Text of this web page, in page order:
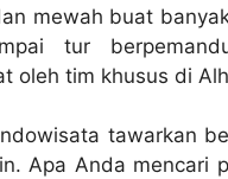
mewah buat
tur
oleh tim khusus di
tawarkan
Apa Anda mencari